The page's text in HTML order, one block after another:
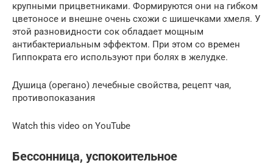
крупными прицветниками. Формируются они на гибком
цветоносе и внешне очень схожи с шишечками хмеля. У
этой разновидности сок обладает мощным
антибактериальным эффектом. При этом со времен
Гиппократа его используют при болях в желудке.
Душица (орегано) лечебные свойства, рецепт чая,
противопоказания
Watch this video on YouTube
Бессонница, успокоительное